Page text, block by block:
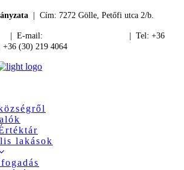
| Cím: 7272 Gölle, Petőfi utca 2/b.
| E-mail:
| Tel: +36
(30) 219 4064
lakások